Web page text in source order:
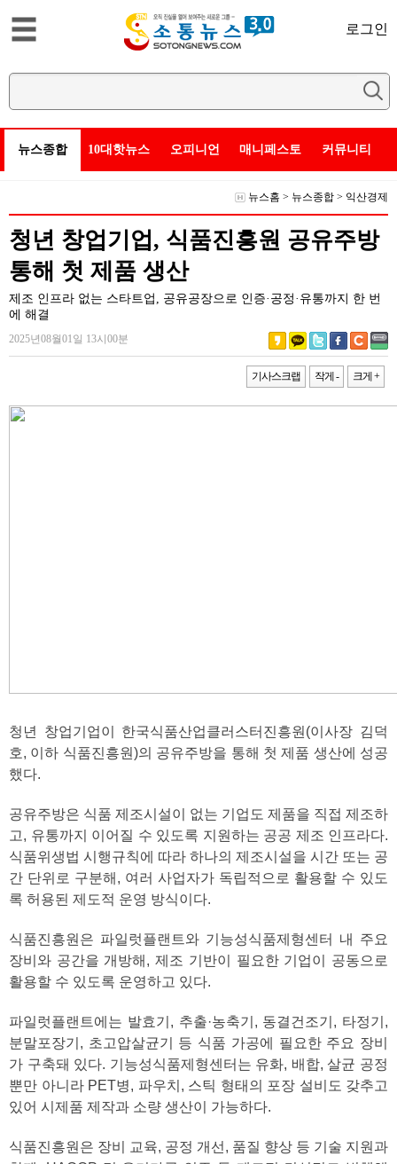
로그인
뉴스종합 10대핫뉴스 오피니언 매니페스토 커뮤니티
뉴스홈 > 뉴스종합 > 익산경제
청년 창업기업, 식품진흥원 공유주방
통해 첫 제품 생산
제조 인프라 없는 스타트업, 공유공장으로 인증·공정·유통까지 한 번
에 해결
2025년08월01일 13시00분
기사스크랩 작게 - 크게 +
청년 창업기업이 한국식품산업클러스터진흥원(이사장 김덕
호, 이하 식품진흥원)의 공유주방을 통해 첫 제품 생산에 성공
했다.
공유주방은 식품 제조시설이 없는 기업도 제품을 직접 제조하
고, 유통까지 이어질 수 있도록 지원하는 공공 제조 인프라다.
식품위생법 시행규칙에 따라 하나의 제조시설을 시간 또는 공
간 단위로 구분해, 여러 사업자가 독립적으로 활용할 수 있도
록 허용된 제도적 운영 방식이다.
식품진흥원은 파일럿플랜트와 기능성식품제형센터 내 주요
장비와 공간을 개방해, 제조 기반이 필요한 기업이 공동으로
활용할 수 있도록 운영하고 있다.
파일럿플랜트에는 발효기, 추출·농축기, 동결건조기, 타정기,
분말포장기, 초고압살균기 등 식품 가공에 필요한 주요 장비
가 구축돼 있다. 기능성식품제형센터는 유화, 배합, 살균 공정
뿐만 아니라 PET병, 파우치, 스틱 형태의 포장 설비도 갖추고
있어 시제품 제작과 소량 생산이 가능하다.
식품진흥원은 장비 교육, 공정 개선, 품질 향상 등 기술 지원과